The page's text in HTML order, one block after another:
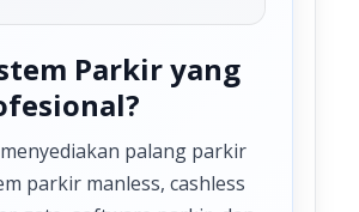
Parkir yang
palang parkir
parkir manless, cashless